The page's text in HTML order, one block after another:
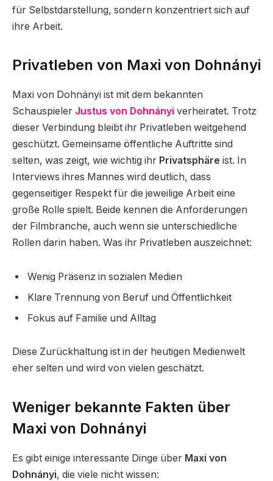
für Selbstdarstellung, sondern konzentriert sich auf
ihre Arbeit.
Privatleben von Maxi von Dohnányi
Maxi von Dohnányi ist mit dem bekannten
Schauspieler Justus von Dohnányi verheiratet. Trotz
dieser Verbindung bleibt ihr Privatleben weitgehend
geschützt. Gemeinsame öffentliche Auftritte sind
selten, was zeigt, wie wichtig ihr Privatsphäre ist. In
Interviews ihres Mannes wird deutlich, dass
gegenseitiger Respekt für die jeweilige Arbeit eine
große Rolle spielt. Beide kennen die Anforderungen
der Filmbranche, auch wenn sie unterschiedliche
Rollen darin haben. Was ihr Privatleben auszeichnet:
Wenig Präsenz in sozialen Medien
Klare Trennung von Beruf und Öffentlichkeit
Fokus auf Familie und Alltag
Diese Zurückhaltung ist in der heutigen Medienwelt
eher selten und wird von vielen geschätzt.
Weniger bekannte Fakten über
Maxi von Dohnányi
Es gibt einige interessante Dinge über Maxi von
Dohnányi, die viele nicht wissen: